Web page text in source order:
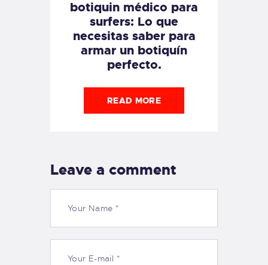
botiquin médico para
surfers: Lo que
necesitas saber para
armar un botiquín
perfecto.
READ MORE
Leave a comment